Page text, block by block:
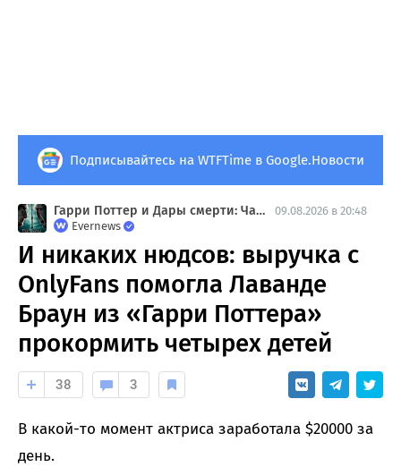
Подписывайтесь на WTFTime в Google.Новости
Гарри Поттер и Дары смерти: Часть 2
09.08.2026 в 20:48
Evernews
И никаких нюдсов: выручка с
OnlyFans помогла Лаванде
Браун из «Гарри Поттера»
прокормить четырех детей
38 3
В какой-то момент актриса заработала $20000 за
день.